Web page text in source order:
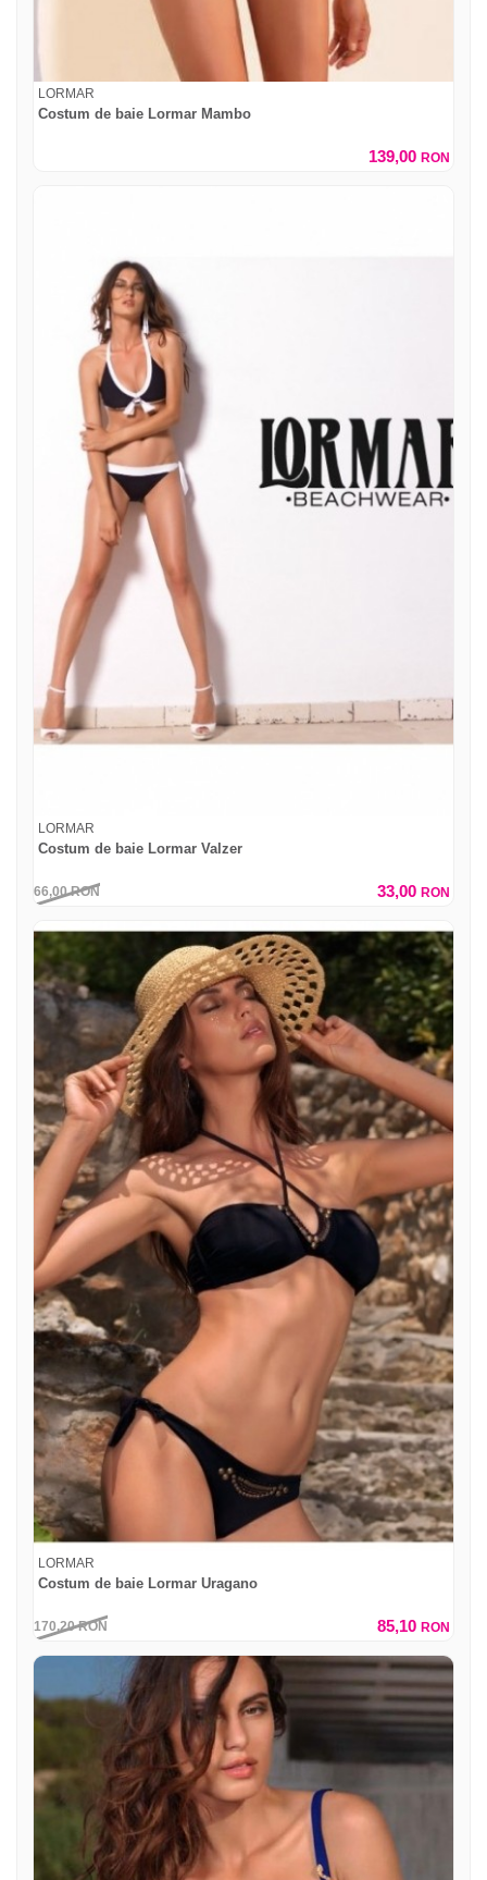
LORMAR
Costum de baie Lormar Mambo
139,00 RON
LORMAR
Costum de baie Lormar Valzer
66,00RON 33,00 RON
LORMAR
Costum de baie Lormar Uragano
170,20RON 85,10 RON